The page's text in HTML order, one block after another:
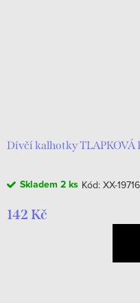
Dívčí kalhotky TLAPKOVÁ
Skladem 2 ks Kód: XX-
142 Kč